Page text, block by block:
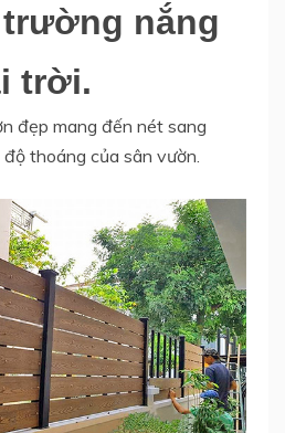
nắng
trời.
đẹp mang đến nét sang
thoáng của sân vườn.